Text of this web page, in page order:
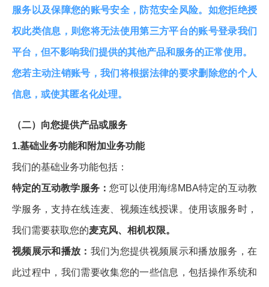
服务以及保障您的账号安全，防范安全风险。如您拒绝授
权此类信息，则您将无法使用第三方平台的账号登录我们
平台，但不影响我们提供的其他产品和服务的正常使用。
您若主动注销账号，我们将根据法律的要求删除您的个人
信息，或使其匿名化处理。
（二）向您提供产品或服务
1.基础业务功能和附加业务功能
我们的基础业务功能包括：
特定的互动教学服务：您可以使用海绵MBA特定的互动教
学服务，支持在线连麦、视频连线授课。使用该服务时，
我们需要获取您的麦克风、相机权限。
视频展示和播放： 我们为您提供视频展示和播放服务，在
此过程中，我们需要收集您的一些信息，包括操作系统和